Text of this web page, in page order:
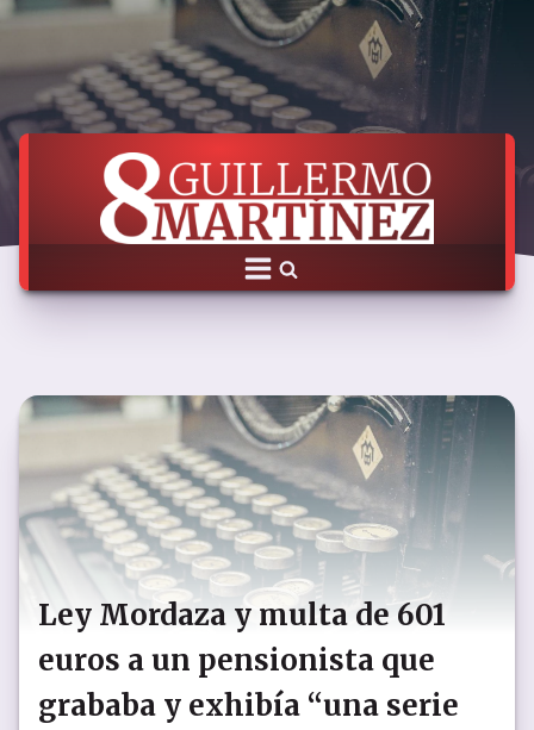
Ley Mordaza y multa de 601
euros a un pensionista que
grababa y exhibía “una serie